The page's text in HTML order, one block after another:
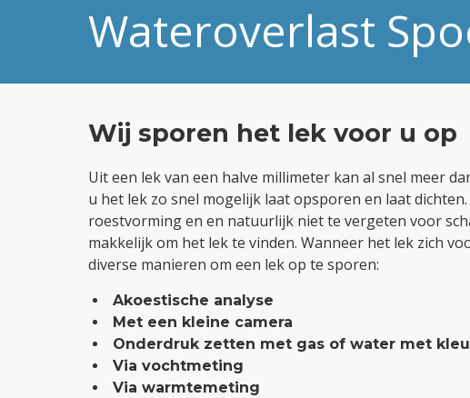
Wateroverlast
Wij sporen het lek voor u op
Uit een lek van een halve millimeter kan al snel meer
u het lek zo snel mogelijk laat opsporen en laat
roestvorming en en natuurlijk niet te vergeten voor
makkelijk om het lek te vinden. Wanneer het lek zich
diverse manieren om een lek op te sporen:
Akoestische analyse
Met een kleine camera
Onderdruk zetten met gas of water met
Via vochtmeting
Via warmtemeting